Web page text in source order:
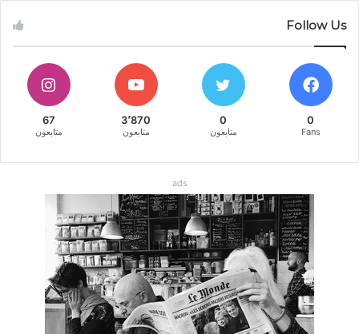
Follow Us
0
Fans
0
متابعون
3٬870
متابعون
67
متابعون
ads